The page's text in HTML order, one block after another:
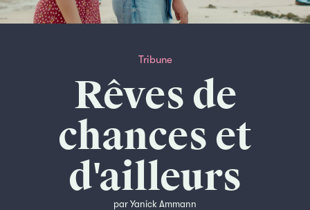
Tribune
Rêves de
chances et
d'ailleurs
par Yanick Ammann